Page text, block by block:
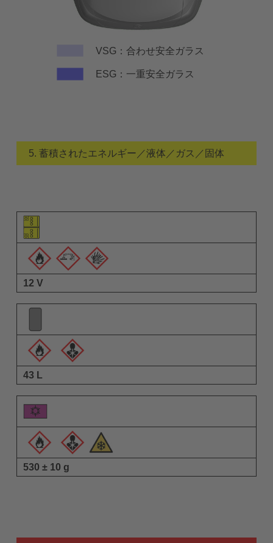
VSG：合わせ安全ガラス
ESG：一重安全ガラス
5. 蓄積されたエネルギー／液体／ガス／固体
要素のピクトグラム
警告ピクトグラム
説明
12 V
43 L
530 ± 10 g